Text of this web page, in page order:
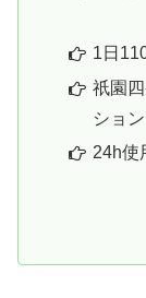
1日
祇園
ション
24h使